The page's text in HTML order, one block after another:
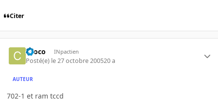
Citer
choco INpactien
Posté(e) le 27 octobre 200520 a
AUTEUR
702-1 et ram tccd